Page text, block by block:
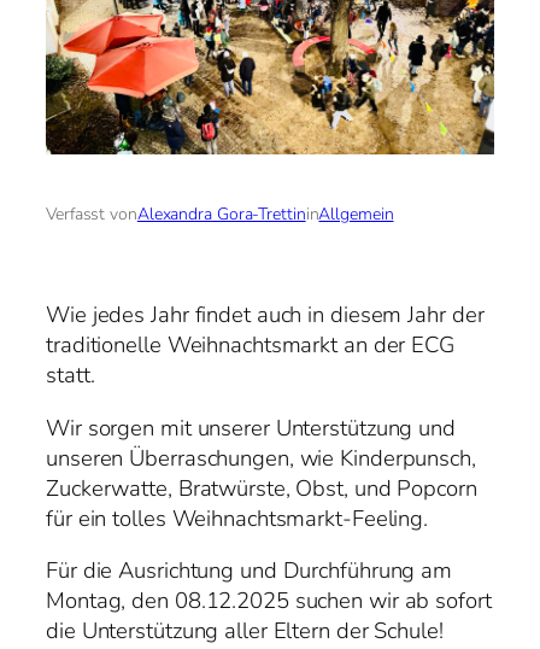
Verfasst vonAlexandra Gora-TrettininAllgemein
Wie jedes Jahr findet auch in diesem Jahr der
traditionelle Weihnachtsmarkt an der ECG
statt.
Wir sorgen mit unserer Unterstützung und
unseren Überraschungen, wie Kinderpunsch,
Zuckerwatte, Bratwürste, Obst, und Popcorn
für ein tolles Weihnachtsmarkt-Feeling.
Für die Ausrichtung und Durchführung am
Montag, den 08.12.2025 suchen wir ab sofort
die Unterstützung aller Eltern der Schule!